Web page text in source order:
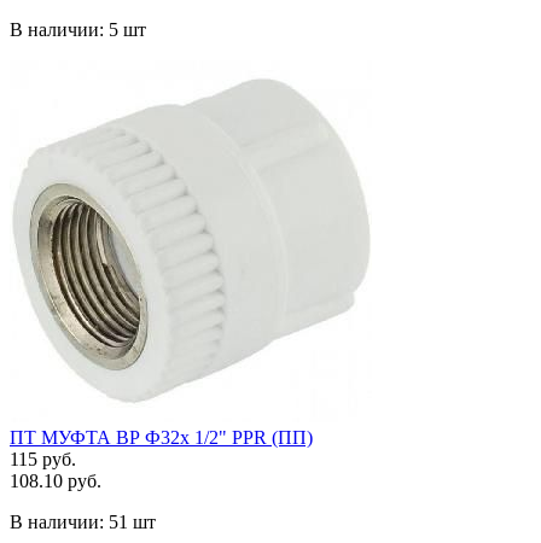
В наличии: 5 шт
ПТ МУФТА ВР Ф32х 1/2" PPR (ПП)
115 руб.
108.10 руб.
В наличии: 51 шт